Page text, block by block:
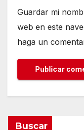
Guardar mi
web en este
haga un
Buscar